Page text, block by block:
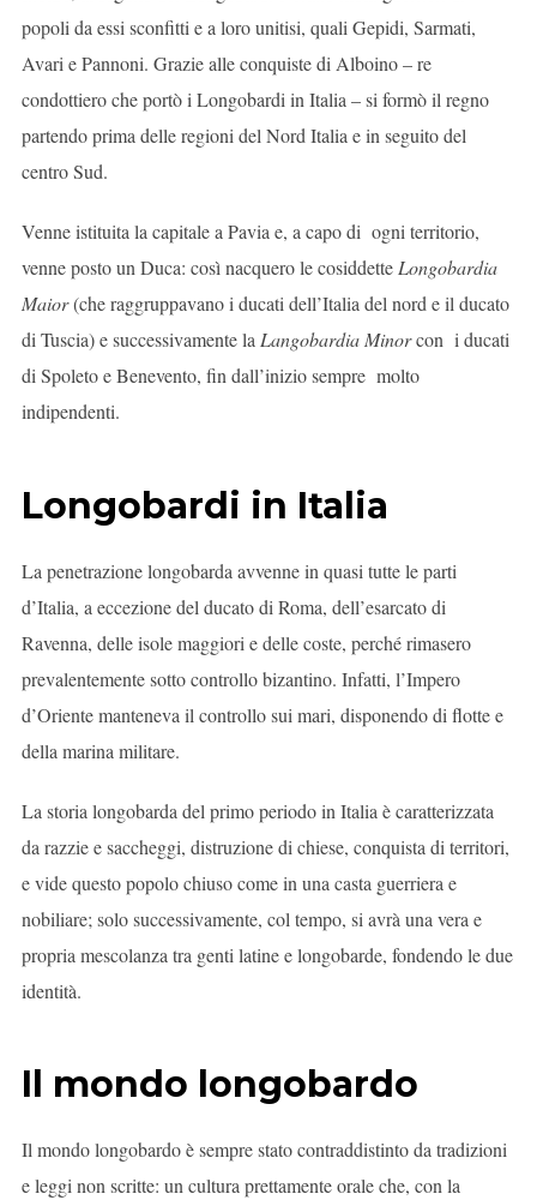
popoli da essi sconfitti e a loro unitisi, quali Gepidi, Sarmati,
Avari e Pannoni. Grazie alle conquiste di Alboino – re
condottiero che portò i Longobardi in Italia – si formò il regno
partendo prima delle regioni del Nord Italia e in seguito del
centro Sud.
Venne istituita la capitale a Pavia e, a capo di ogni territorio,
venne posto un Duca: così nacquero le cosiddette Longobardia
Maior(che raggruppavano i ducati dell’Italia del nord e il ducato
di Tuscia) e successivamente la Langobardia Minorcon i ducati
di Spoleto e Benevento, fin dall’inizio sempre molto
indipendenti.
Longobardi in Italia
La penetrazione longobarda avvenne in quasi tutte le parti
d’Italia, a eccezione del ducato di Roma, dell’esarcato di
Ravenna, delle isole maggiori e delle coste, perché rimasero
prevalentemente sotto controllo bizantino. Infatti, l’Impero
d’Oriente manteneva il controllo sui mari, disponendo di flotte e
della marina militare.
La storia longobarda del primo periodo in Italia è caratterizzata
da razzie e saccheggi, distruzione di chiese, conquista di territori,
e vide questo popolo chiuso come in una casta guerriera e
nobiliare; solo successivamente, col tempo, si avrà una vera e
propria mescolanza tra genti latine e longobarde, fondendo le due
identità.
Il mondo longobardo
Il mondo longobardo è sempre stato contraddistinto da tradizioni
e leggi non scritte: un cultura prettamente orale che, con la